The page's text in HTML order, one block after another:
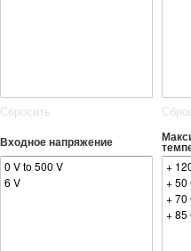
Сбросить
Входное напряжение